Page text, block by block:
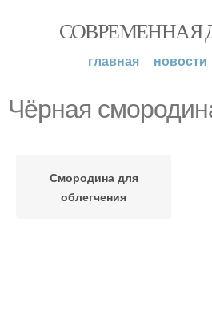
СОВРЕМЕННАЯ
главная новости
Чёрная
Смородина для
облегчения